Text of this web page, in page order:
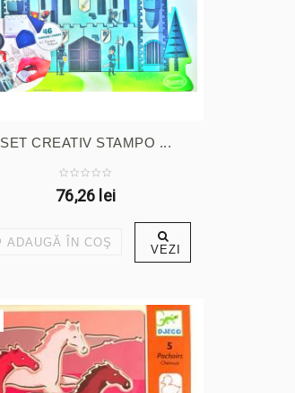
SET CREATIV STAMPO ...
76,26 lei
ADAUGĂ ÎN COŞ VEZI